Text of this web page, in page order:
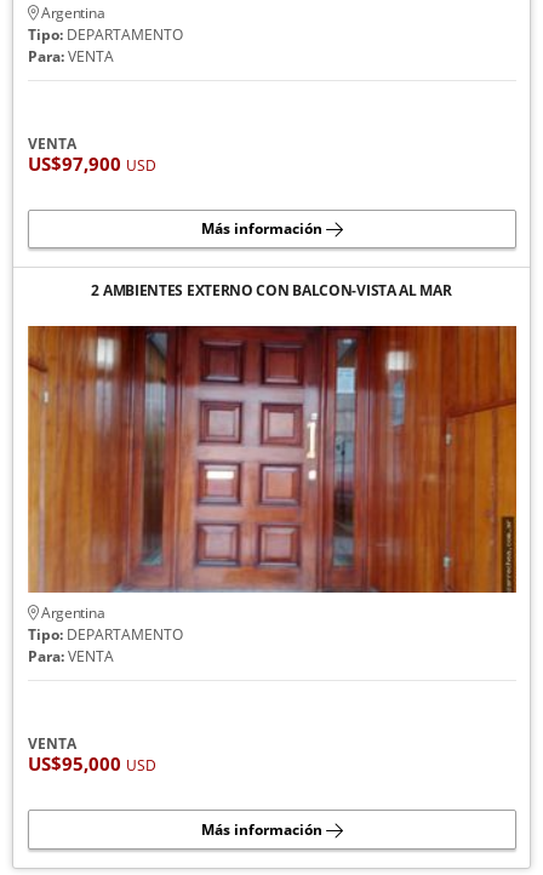
Argentina
Tipo:DEPARTAMENTO
Para:VENTA
VENTA
US$97,900 USD
Más información
2 AMBIENTES EXTERNO CON BALCON-VISTA AL MAR
Argentina
Tipo:DEPARTAMENTO
Para:VENTA
VENTA
US$95,000 USD
Más información